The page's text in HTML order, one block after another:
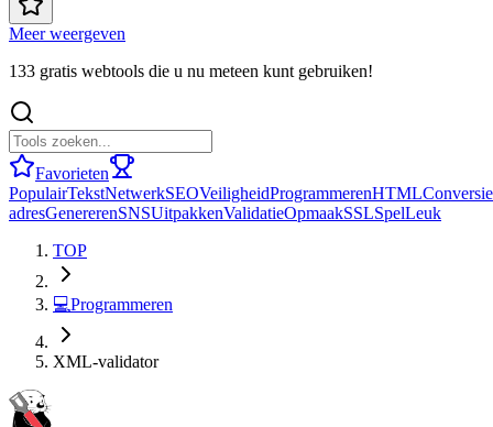
Meer weergeven
133 gratis webtools die u nu meteen kunt gebruiken!
Favorieten
PopulairTekstNetwerkSEOVeiligheidProgrammerenHTMLConversie
adresGenererenSNSUitpakkenValidatieOpmaakSSLSpelLeuk
TOP
💻Programmeren
XML-validator